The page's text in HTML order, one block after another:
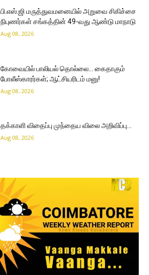
பி.எஸ்.ஜி மருத்துவமனையில் அறுவை சிகிச்சை
நிபுணர்கள் சங்கத்தின் 49-வது ஆண்டு மாநாடு
Aug 08, 2026
கோவையில் பாலியல் தொல்லை… கைதாகும்
போலீஸ்காரர்கள்; ஆட்சியரிடம் மனு!
Aug 08, 2026
தக்காளி விதைப்பு முந்தைய விலை அறிவிப்பு…
Aug 08, 2026